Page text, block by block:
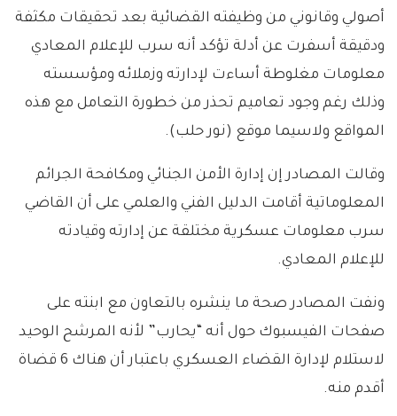
أصولي وقانوني من وظيفته القضائية بعد تحقيقات مكثفة
ودقيقة أسفرت عن أدلة تؤكد أنه سرب للإعلام المعادي
معلومات مغلوطة أساءت لإدارته وزملائه ومؤسسته
وذلك رغم وجود تعاميم تحذر من خطورة التعامل مع هذه
المواقع ولاسيما موقع (نور حلب).
وقالت المصادر إن إدارة الأمن الجنائي ومكافحة الجرائم
المعلوماتية أقامت الدليل الفني والعلمي على أن القاضي
سرب معلومات عسكرية مختلقة عن إدارته وقيادته
للإعلام المعادي.
ونفت المصادر صحة ما ينشره بالتعاون مع ابنته على
صفحات الفيسبوك حول أنه “يحارب” لأنه المرشح الوحيد
لاستلام لإدارة القضاء العسكري باعتبار أن هناك 6 قضاة
أقدم منه.